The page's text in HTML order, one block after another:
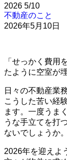
2026 5/10
不動産のこと
2026年5月10日
「せっかく費用
たように空室が
日々の不動産業
こうした苦い経
ます。一度うま
うな手立てを打
ないでしょうか。
2026年を迎えよ